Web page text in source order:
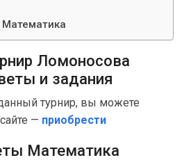
Ломоносова
и задания
турнир, вы можете
— приобрести
Математика